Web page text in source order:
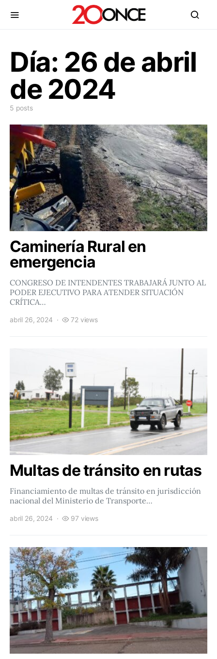
Día: 26 de abril
de 2024
5 posts
Caminería Rural en
emergencia
CONGRESO DE INTENDENTES TRABAJARÁ JUNTO AL
PODER EJECUTIVO PARA ATENDER SITUACIÓN
CRÍTICA…
abril 26, 2024 72 views
Multas de tránsito en rutas
Financiamiento de multas de tránsito en jurisdicción
nacional del Ministerio de Transporte…
abril 26, 2024 97 views